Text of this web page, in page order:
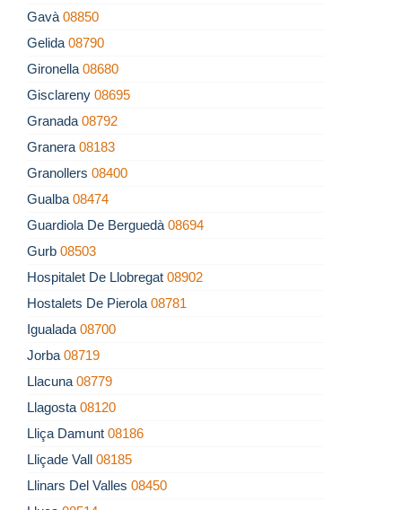
Gavà 08850
Gelida 08790
Gironella 08680
Gisclareny 08695
Granada 08792
Granera 08183
Granollers 08400
Gualba 08474
Guardiola De Berguedà 08694
Gurb 08503
Hospitalet De Llobregat 08902
Hostalets De Pierola 08781
Igualada 08700
Jorba 08719
Llacuna 08779
Llagosta 08120
Lliça Damunt 08186
Lliçade Vall 08185
Llinars Del Valles 08450